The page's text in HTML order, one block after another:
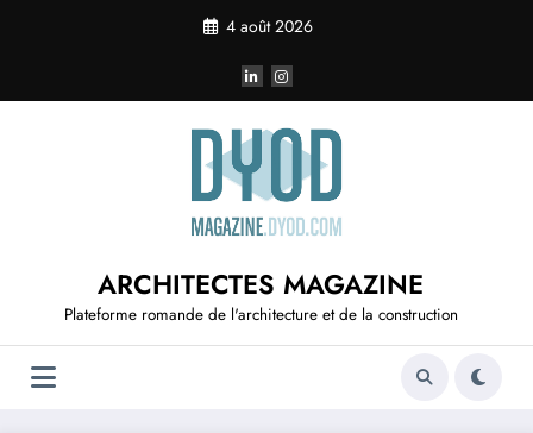
4 août 2026
ARCHITECTES MAGAZINE
Plateforme romande de l'architecture et de la construction